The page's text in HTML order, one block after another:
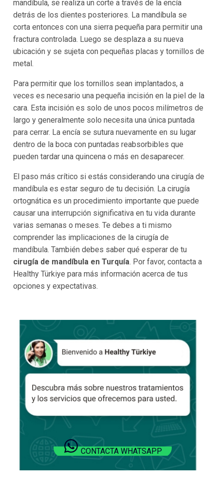
mandíbula, se realiza un corte a través de la encía
detrás de los dientes posteriores. La mandíbula se
corta entonces con una sierra pequeña para permitir una
fractura controlada. Luego se desplaza a su nueva
ubicación y se sujeta con pequeñas placas y tornillos de
metal.
Para permitir que los tornillos sean implantados, a
veces es necesario una pequeña incisión en la piel de la
cara. Esta incisión es solo de unos pocos milímetros de
largo y generalmente solo necesita una única puntada
para cerrar. La encía se sutura nuevamente en su lugar
dentro de la boca con puntadas reabsorbibles que
pueden tardar una quincena o más en desaparecer.
El paso más crítico si estás considerando una cirugía de
mandíbula es estar seguro de tu decisión. La cirugía
ortognática es un procedimiento importante que puede
causar una interrupción significativa en tu vida durante
varias semanas o meses. Te debes a ti mismo
comprender las implicaciones de la cirugía de
mandíbula. También debes saber qué esperar de tu
cirugía de mandíbula en Turquía. Por favor, contacta a
Healthy Türkiye para más información acerca de tus
opciones y expectativas.
CONTACTA WHATSAPP